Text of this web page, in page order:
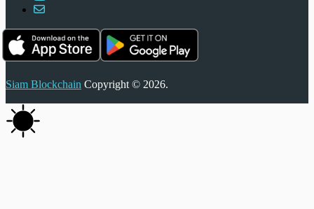
Siam Blockchain Copyright © 2026.